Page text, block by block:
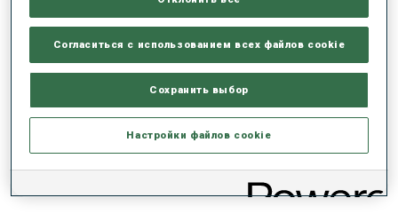
SIGN UP FOR OUR NEWSLETTER
Согласиться с использованием всех файлов cookie
Сохранить выбор
Настройки файлов cookie